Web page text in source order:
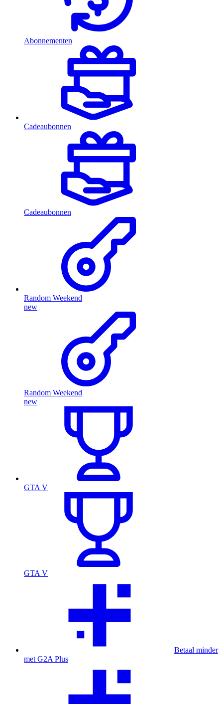
Abonnementen
Cadeaubonnen
Cadeaubonnen
Random Weekend
new
Random Weekend
new
GTA V
GTA V
Betaal minder
met G2A Plus